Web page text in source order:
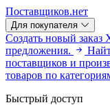
Поставщиков.нет
Для покупателя
Создать новый заказ
предложения.
поставщиков и
товаров по
Быстрый доступ